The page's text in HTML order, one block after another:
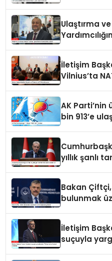
Ulaştırma
İletişim
Vilnius’ta
AK Parti’nin
bin 913’e
yıllık şanlı
Bakan
bulunmak
İletişim
suçuyla